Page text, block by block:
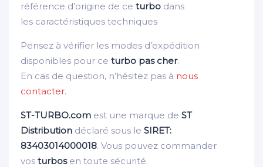
référence d’origine de ce turbo dans
les caractéristiques techniques
Pensez à vérifier les modes d’expédition
disponibles pour ce turbo pas cher.
En cas de question, n’hésitez pas à nous
contacter.
ST-TURBO.com est une marque de ST
Distribution déclaré sous le SIRET:
83403014000018. Vous pouvez commander
vos turbosen toute sécurité.